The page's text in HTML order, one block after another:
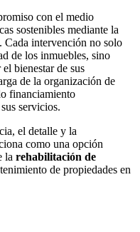
con el medio
sostenibles mediante la
Cada intervención no solo
de los inmuebles, sino
bienestar de sus
de la organización de
financiamiento
servicios.
el detalle y la
como una opción
la rehabilitación de
de propiedades en